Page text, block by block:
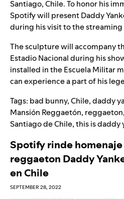
Santiago, Chile. To honor his
Spotify will present Daddy
during his visit to the
The sculpture will accompany
Estadio Nacional during his
installed in the Escuela Militar
can experience a part of his
Tags: bad bunny,Chile,daddy
Mansión Reggaetón, reggaeton,
Santiago de Chile,this is daddy
Spotify rinde
reggaeton Daddy
en Chile
SEPTEMBER 28, 2022